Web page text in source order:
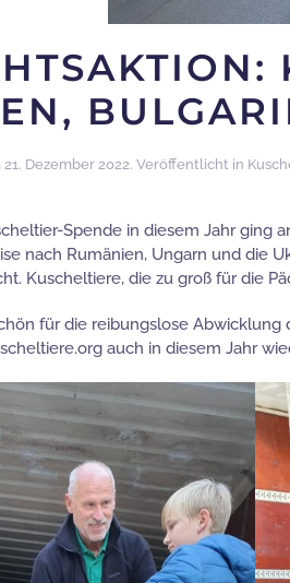
21. Dezember 2022. Veröffentlicht in
Spende in diesem Jahr ging
nach Rumänien, Ungarn und die
Kuscheltiere, die zu groß für die
für die reibungslose
auch in diesem Jahr